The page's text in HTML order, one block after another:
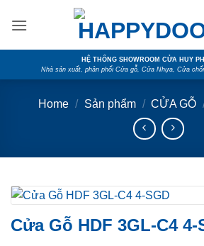
HỆ THỐNG SHOWROOM CỬA HUY
Nhà sản xuất, phân phối Cửa gỗ, Cửa Nhựa, Cửa
Home / Sản phẩm / CỬA GỖ
Cửa Gỗ HDF 3GL-C4 4-